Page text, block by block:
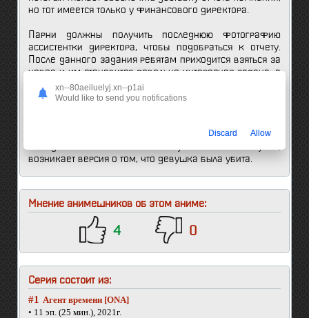
но тот имеется только у финансового директора.
Парни должны получить последнюю фотографию
ассистентки директора, чтобы подобраться к отчету.
После данного задания ребятам приходится взяться за
новое и им становится довольно интересная задача, а
именно поиск рецепта особенной приправы и для
этого также само будет использована фотография. Не
сопряженный с расследованием самоубийства одной
возникает версия о том, что девушка была убита.
Мнение анимешников об этом аниме:
4 0
Серия состоит из:
#1 Агент времени [ONA]
• 11 эп. (25 мин.), 2021г.
xn--80aeiluelyj.xn--p1ai
Would like to send you notifications
Discard Allow